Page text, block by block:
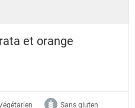
et orange
Sans gluten